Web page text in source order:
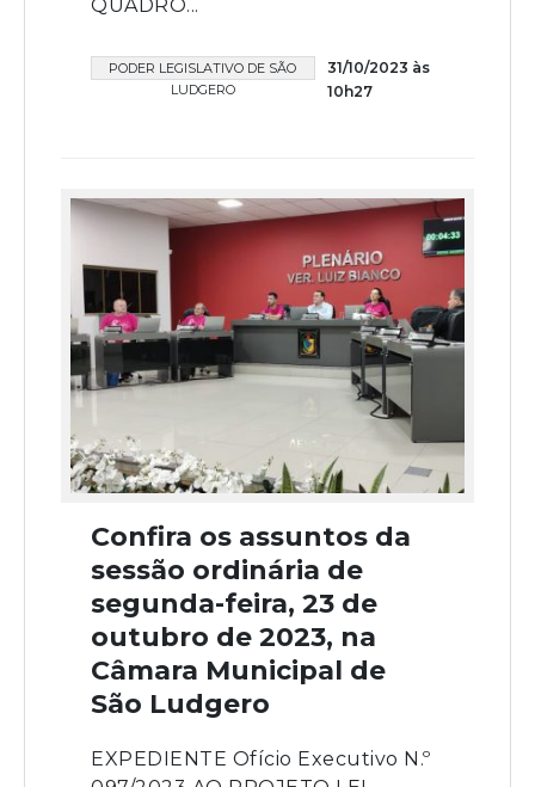
QUADRO...
PODER LEGISLATIVO DE SÃO
LUDGERO
31/10/2023 às
10h27
Confira os assuntos da
sessão ordinária de
segunda-feira, 23 de
outubro de 2023, na
Câmara Municipal de
São Ludgero
EXPEDIENTE Ofício Executivo N.º